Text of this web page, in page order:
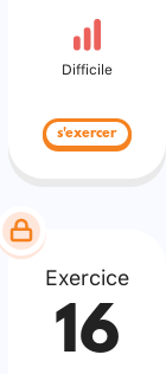
Difficile
s'exercer
Exercice
16